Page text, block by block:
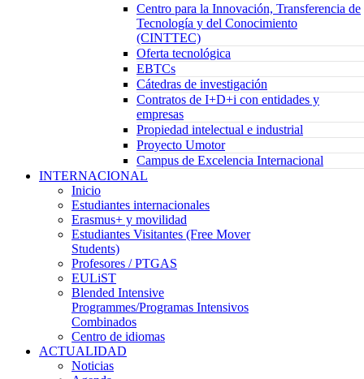
Centro para la Innovación, Transferencia de
Tecnología y del Conocimiento
(CINTTEC)
Oferta tecnológica
EBTCs
Cátedras de investigación
Contratos de I+D+i con entidades y
empresas
Propiedad intelectual e industrial
Proyecto Umotor
Campus de Excelencia Internacional
INTERNACIONAL
Inicio
Estudiantes internacionales
Erasmus+ y movilidad
Estudiantes Visitantes (Free Mover
Students)
Profesores / PTGAS
EULiST
Blended Intensive
Programmes/Programas Intensivos
Combinados
Centro de idiomas
ACTUALIDAD
Noticias